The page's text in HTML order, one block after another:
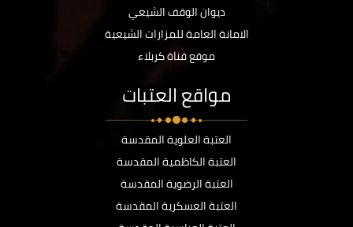
ديوان الوقف الشيعي
الامانة العامة للمزارات الشيعية
موقع قناة كربلاء
مواقع العتبات
العتبة العلوية المقدسة
العتبة الكاظمية المقدسة
العتبة الرضوية المقدسة
العتبة العسكرية المقدسة